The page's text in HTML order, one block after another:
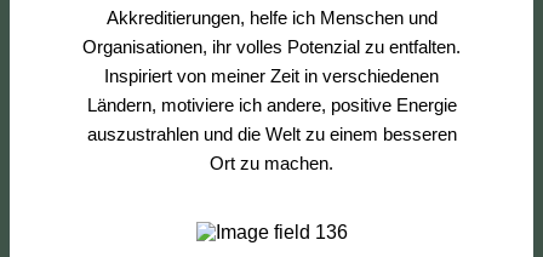
Akkreditierungen, helfe ich Menschen und
Organisationen, ihr volles Potenzial zu entfalten.
Inspiriert von meiner Zeit in verschiedenen
Ländern, motiviere ich andere, positive Energie
auszustrahlen und die Welt zu einem besseren
Ort zu machen.